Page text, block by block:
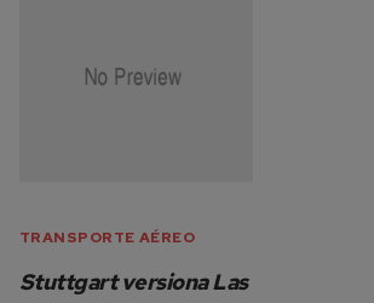
TRANSPORTE AÉREO
Stuttgart versiona Las